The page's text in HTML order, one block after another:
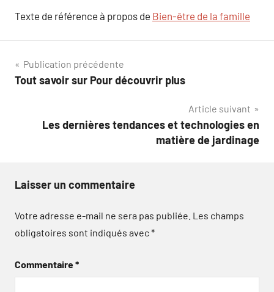
Texte de référence à propos de Bien-être de la famille
Navigation
de
Publication précédente
Tout savoir sur Pour découvrir plus
Article suivant
Les dernières tendances et technologies en
matière de jardinage
Laisser un commentaire
Votre adresse e-mail ne sera pas publiée. Les champs
obligatoires sont indiqués avec*
Commentaire*